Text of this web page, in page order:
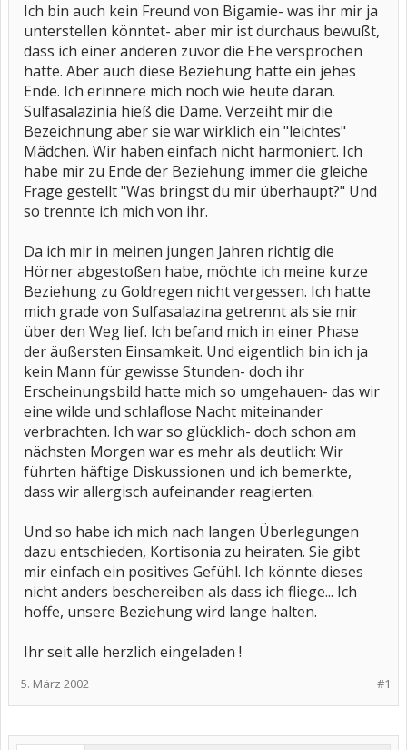
Ich bin auch kein Freund von Bigamie- was ihr mir ja
unterstellen könntet- aber mir ist durchaus bewußt,
dass ich einer anderen zuvor die Ehe versprochen
hatte. Aber auch diese Beziehung hatte ein jehes
Ende. Ich erinnere mich noch wie heute daran.
Sulfasalazinia hieß die Dame. Verzeiht mir die
Bezeichnung aber sie war wirklich ein "leichtes"
Mädchen. Wir haben einfach nicht harmoniert. Ich
habe mir zu Ende der Beziehung immer die gleiche
Frage gestellt "Was bringst du mir überhaupt?" Und
so trennte ich mich von ihr.
Da ich mir in meinen jungen Jahren richtig die
Hörner abgestoßen habe, möchte ich meine kurze
Beziehung zu Goldregen nicht vergessen. Ich hatte
mich grade von Sulfasalazina getrennt als sie mir
über den Weg lief. Ich befand mich in einer Phase
der äußersten Einsamkeit. Und eigentlich bin ich ja
kein Mann für gewisse Stunden- doch ihr
Erscheinungsbild hatte mich so umgehauen- das wir
eine wilde und schlaflose Nacht miteinander
verbrachten. Ich war so glücklich- doch schon am
nächsten Morgen war es mehr als deutlich: Wir
führten häftige Diskussionen und ich bemerkte,
dass wir allergisch aufeinander reagierten.
Und so habe ich mich nach langen Überlegungen
dazu entschieden, Kortisonia zu heiraten. Sie gibt
mir einfach ein positives Gefühl. Ich könnte dieses
nicht anders beschereiben als dass ich fliege... Ich
hoffe, unsere Beziehung wird lange halten.
Ihr seit alle herzlich eingeladen !
#1
5. März 2002